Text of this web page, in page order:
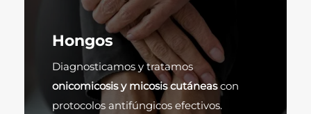
Hongos
Diagnosticamos y tratamos
onicomicosis y micosis cutáneascon
protocolos antifúngicos efectivos.